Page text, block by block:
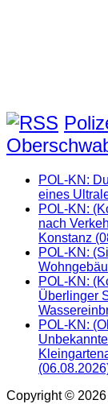
POL-KN:
eines
POL-KN:
nach
Konstanz
POL-KN:
POL-KN:
Überlinger
POL-KN:
Copyright ©